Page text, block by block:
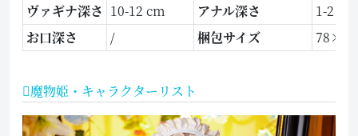
ヴァギナ深さ 10-12 cm アナル深さ
1-2 cm
お口深さ
/ 梱包サイズ
魔物姫・キャラクターリスト